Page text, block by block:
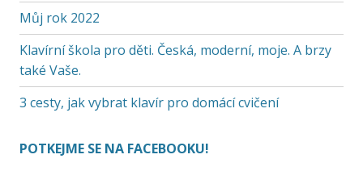
Můj rok 2022
Klavírní škola pro děti. Česká, moderní, moje. A brzy
také Vaše.
3 cesty, jak vybrat klavír pro domácí cvičení
POTKEJME SE NA FACEBOOKU!